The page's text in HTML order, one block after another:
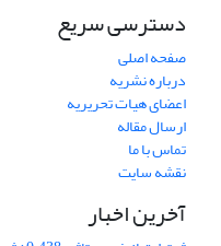
دسترسی سریع
صفحه اصلی
درباره نشریه
اعضای هیات تحریریه
ارسال مقاله
تماس با ما
نقشه سایت
آخرین اخبار